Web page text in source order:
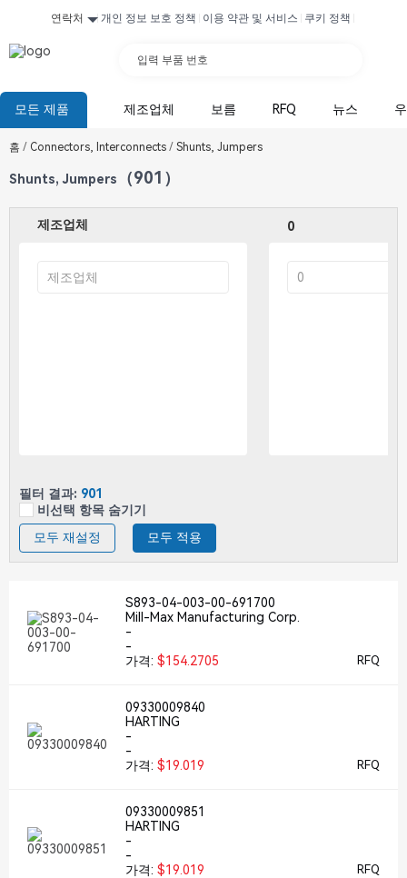
연락처 개인 정보 보호 정책 이용 약관 및 서비스 쿠키 정책
입력 부품 번호
모든 제품 제조업체 보름 RFQ 뉴스
홈 / Connectors, Interconnects / Shunts, Jumpers
Shunts, Jumpers （901）
제조업체 0
필터 결과: 901
비선택 항목 숨기기
모두 재설정
모두 적용
S893-04-003-00-691700
Mill-Max Manufacturing Corp.
-
-
가격: $154.2705 RFQ
09330009840
HARTING
-
-
가격: $19.019 RFQ
09330009851
HARTING
-
-
가격: $19.019 RFQ